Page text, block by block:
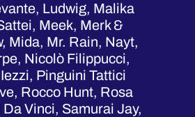
Ludwig, Malika
Meek, Merk &
Mida, Mr. Rain, Nayt,
Nicolò Filippucci,
Pinguini Tattici
Rocco Hunt, Rosa
Vinci, Samurai Jay,